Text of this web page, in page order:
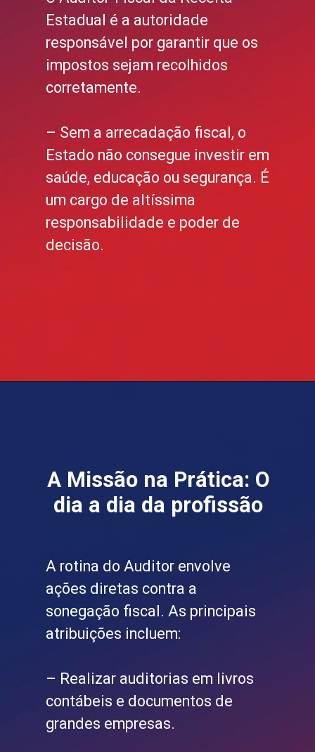
Estadual é a autoridade
responsável por garantir que os
impostos sejam recolhidos
corretamente.
– Sem a arrecadação fiscal, o
Estado não consegue investir em
saúde, educação ou segurança. É
um cargo de altíssima
responsabilidade e poder de
decisão.
A Missão na Prática: O
dia a dia da profissão
A rotina do Auditor envolve
ações diretas contra a
sonegação fiscal. As principais
atribuições incluem:
– Realizar auditorias em livros
contábeis e documentos de
grandes empresas.